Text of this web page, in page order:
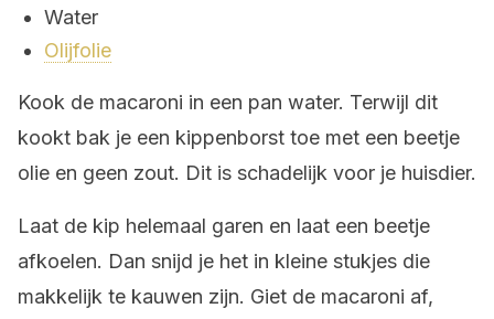
Water
Olijfolie
Kook de macaroni in een pan water. Terwijl dit
kookt bak je een kippenborst toe met een beetje
olie en geen zout. Dit is schadelijk voor je huisdier.
Laat de kip helemaal garen en laat een beetje
afkoelen. Dan snijd je het in kleine stukjes die
makkelijk te kauwen zijn. Giet de macaroni af,